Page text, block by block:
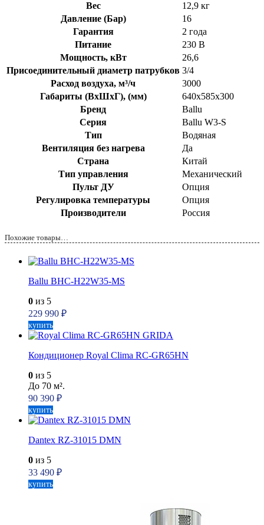
Вес
12,9 кг
Давление (Бар)
16
Гарантия
2 года
Питание
230 В
Мощность, кВт
26,6
Присоединительный диаметр патрубков 3/4
Расход воздуха, м³/ч
3000
Габариты (ВхШхГ), (мм)
640х585х300
Бренд
Ballu
Серия
Ballu W3-S
Тип
Водяная
Вентиляция без нагрева
Да
Страна
Китай
Тип управления
Механический
Пульт ДУ
Опция
Регулировка температуры
Опция
Производители
Россия
Похожие товары…
Ballu BHC-H22W35-MS
0 из 5
229 990 ₽
купить
Кондиционер Royal Clima RC-GR65HN
0 из 5
До 70 м².
90 390 ₽
купить
Dantex RZ-31015 DMN
0 из 5
33 490 ₽
купить